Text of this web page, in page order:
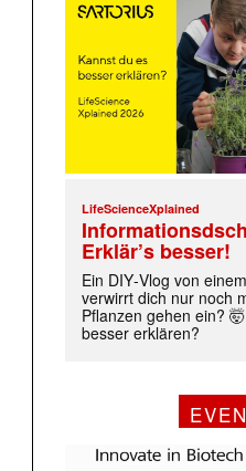
LifeScienceXplained
Erklär’s besser!
Ein DIY‑Vlog von
verwirrt dich nur noch
Pflanzen gehen ein?
besser erklären?